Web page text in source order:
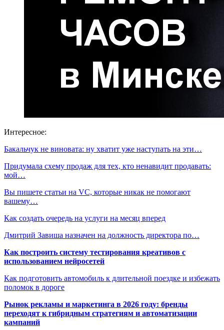
Интересное:
Бакальчук не виновата: ну хватит уже наступать на эти…
Придумала схему продаж для тех, кто ненавидит продавать:
мой…
Вы пишете статьи на VC, которые никак не помогают
вашему…
Как создать очередь на услуги на месяц вперед
Дмитрий Завиша назначен на должность директора по…
Как построить систему тестирования креативов с
использованием нейросетей
Как подготовить автомобиль к длительной поездке и избежать
поломок в дороге
Рынок рекламы и маркетинга в 2026 году: бренды
переходят к гибридным стратегиям и автоматизации
кампаний